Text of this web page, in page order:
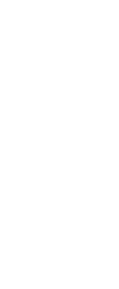
Trail Run